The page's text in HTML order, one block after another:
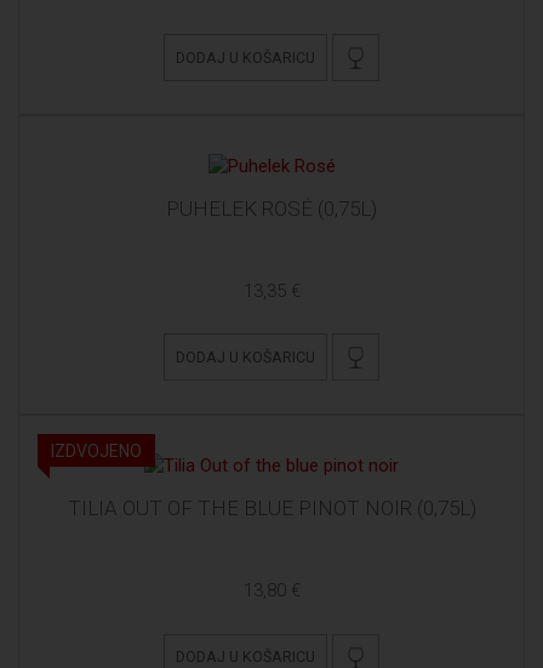
DODAJ U KOŠARICU
PUHELEK ROSÉ (0,75L)
13,35 €
DODAJ U KOŠARICU
IZDVOJENO
TILIA OUT OF THE BLUE PINOT NOIR (0,75L)
13,80 €
DODAJ U KOŠARICU